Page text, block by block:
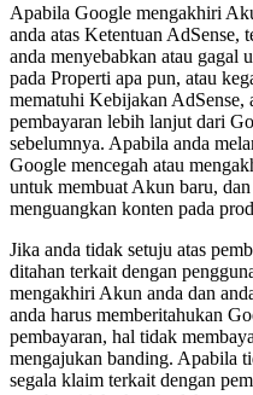
Apabila Google mengakhiri
anda atas Ketentuan AdSense,
anda menyebabkan atau gagal
pada Properti apa pun, atau
mematuhi Kebijakan AdSense,
pembayaran lebih lanjut dari
sebelumnya. Apabila anda
Google mencegah atau
untuk membuat Akun baru,
menguangkan konten pada
Jika anda tidak setuju atas
ditahan terkait dengan
mengakhiri Akun anda dan
anda harus memberitahukan
pembayaran, hal tidak
mengajukan banding. Apabila
segala klaim terkait dengan